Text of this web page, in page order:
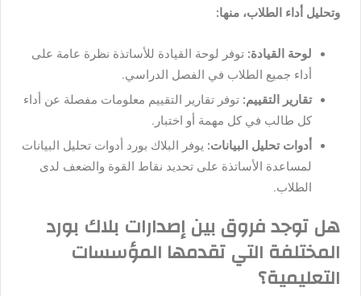
وتحليل أداء الطلاب، منها:
لوحة القيادة: توفر لوحة القيادة للأساتذة نظرة عامة على
أداء جميع الطلاب في الفصل الدراسي.
تقارير التقييم: توفر تقارير التقييم معلومات مفصلة عن أداء
كل طالب في كل مهمة أو اختبار.
أدوات تحليل البيانات: يوفر البلاك بورد أدوات تحليل البيانات
لمساعدة الأساتذة على تحديد نقاط القوة والضعف لدى
الطلاب.
هل توجد فروق بين إصدارات بلاك بورد
المختلفة التي تقدمها المؤسسات
التعليمية؟